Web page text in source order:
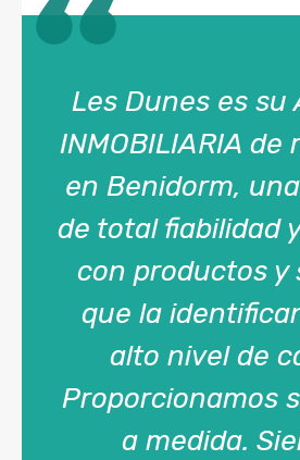
Les Dunes es su
INMOBILIARIA
en Benidorm,
de total fiabilidad
con productos y
que la
alto nivel de
Proporcionamos
a medida.